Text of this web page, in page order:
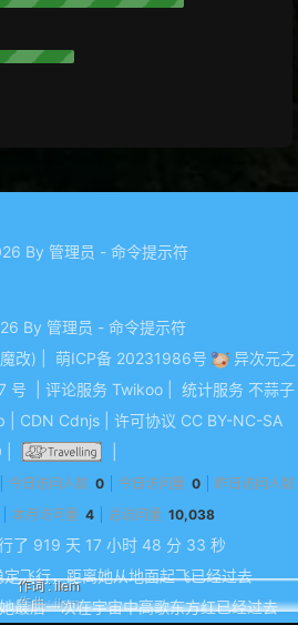
By 管理员 - 命令提示符
By 管理员 - 命令提示符
改) 萌ICP备 20231986号
异次元之
号 评论服务 Twikoo 统计服务 不蒜子
CDN Cdnjs 许可协议 CC BY-NC-SA
今日访问人数 0 今日访问量 0
昨日访问人数
本月访问量 4 总访问量 10,038
了 919 天 17 小时 48 分 33 秒
飞行，距离她从地面起飞已经过去
最后一次在宇宙中高歌东方红已经过去
作词 : ilem
作曲 : ilem